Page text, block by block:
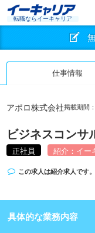
転職ならイーキャリア
仕事情報
アポロ株式会社掲載期間
ビジネスコンサ
正社員 紹介：イー
この求人は紹介求人です
具体的な業務内容